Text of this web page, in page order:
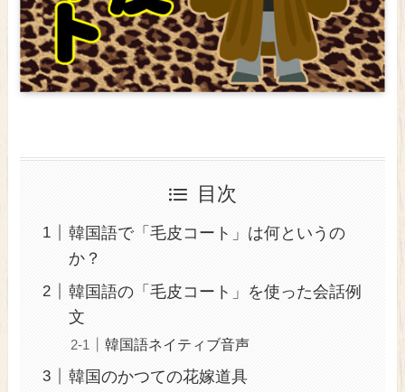
目次
韓国語で「毛皮コート」は何というの
か？
韓国語の「毛皮コート」を使った会話例
文
韓国語ネイティブ音声
韓国のかつての花嫁道具